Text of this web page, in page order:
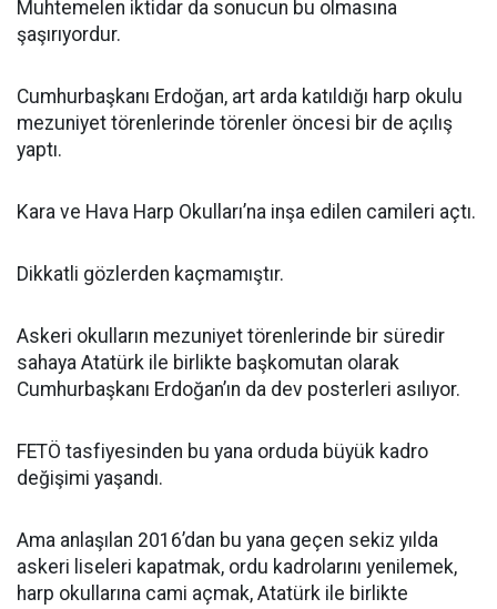
Muhtemelen iktidar da sonucun bu olmasına
şaşırıyordur.
Cumhurbaşkanı Erdoğan, art arda katıldığı harp okulu
mezuniyet törenlerinde törenler öncesi bir de açılış
yaptı.
Kara ve Hava Harp Okulları’na inşa edilen camileri açtı.
Dikkatli gözlerden kaçmamıştır.
Askeri okulların mezuniyet törenlerinde bir süredir
sahaya Atatürk ile birlikte başkomutan olarak
Cumhurbaşkanı Erdoğan’ın da dev posterleri asılıyor.
FETÖ tasfiyesinden bu yana orduda büyük kadro
değişimi yaşandı.
Ama anlaşılan 2016’dan bu yana geçen sekiz yılda
askeri liseleri kapatmak, ordu kadrolarını yenilemek,
harp okullarına cami açmak, Atatürk ile birlikte